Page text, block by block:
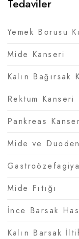
Tedaviler
Yemek Borusu
Mide Kanseri
Kalın Bağırsak
Rektum Kanseri
Pankreas
Mide ve
Mide Fıtığı
İnce Barsak
Kalın Barsak